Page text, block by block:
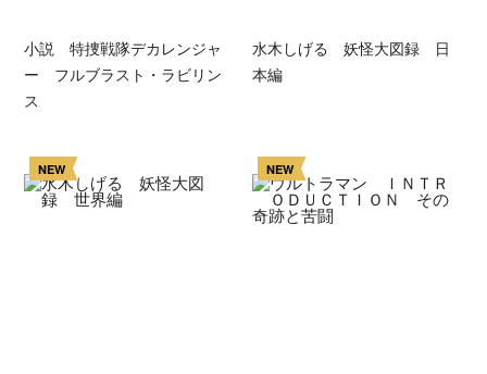
小説 特捜戦隊デカレンジャ
ー フルブラスト・ラビリン
ス
水木しげる 妖怪大図録 日
本編
NEW NEW